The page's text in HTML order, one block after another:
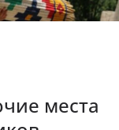
места